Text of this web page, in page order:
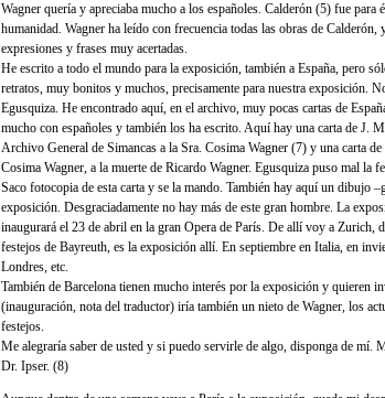
Wagner quería y apreciaba mucho a los españoles. Calderón (5) fue para
humanidad. Wagner ha leído con frecuencia todas las obras de Calderón,
expresiones y frases muy acertadas.
He escrito a todo el mundo para la exposición, también a España, pero
retratos, muy bonitos y muchos, precisamente para nuestra exposición.
Egusquiza. He encontrado aquí, en el archivo, muy pocas cartas de
mucho con españoles y también los ha escrito. Aquí hay una carta de J.
Archivo General de Simancas a la Sra. Cosima Wagner (7) y una carta
Cosima Wagner, a la muerte de Ricardo Wagner. Egusquiza puso mal la
Saco fotocopia de esta carta y se la mando. También hay aquí un dibujo
exposición. Desgraciadamente no hay más de este gran hombre. La
inaugurará el 23 de abril en la gran Opera de París. De allí voy a Zurich,
festejos de Bayreuth, es la exposición allí. En septiembre en Italia, en
Londres, etc.
También de Barcelona tienen mucho interés por la exposición y quieren
(inauguración, nota del traductor) iría también un nieto de Wagner, los
festejos.
Me alegraría saber de usted y si puedo servirle de algo, disponga de mí.
Dr. Ipser. (8)